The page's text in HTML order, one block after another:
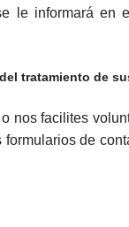
le informará en
tratamiento de
nos facilites
de